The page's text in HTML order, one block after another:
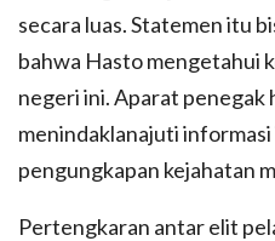
secara luas. Statemen itu
bahwa Hasto mengetahui
negeri ini. Aparat penegak
menindaklanajuti
pengungkapan kejahatan
Pertengkaran antar elit